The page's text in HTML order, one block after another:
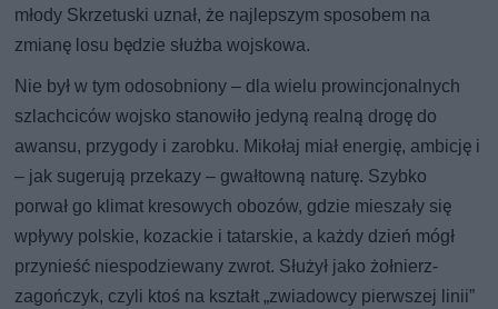
młody Skrzetuski uznał, że najlepszym sposobem na
zmianę losu będzie służba wojskowa.
Nie był w tym odosobniony – dla wielu prowincjonalnych
szlachciców wojsko stanowiło jedyną realną drogę do
awansu, przygody i zarobku. Mikołaj miał energię, ambicję i
– jak sugerują przekazy – gwałtowną naturę. Szybko
porwał go klimat kresowych obozów, gdzie mieszały się
wpływy polskie, kozackie i tatarskie, a każdy dzień mógł
przynieść niespodziewany zwrot. Służył jako żołnierz-
zagończyk, czyli ktoś na kształt „zwiadowcy pierwszej linii”